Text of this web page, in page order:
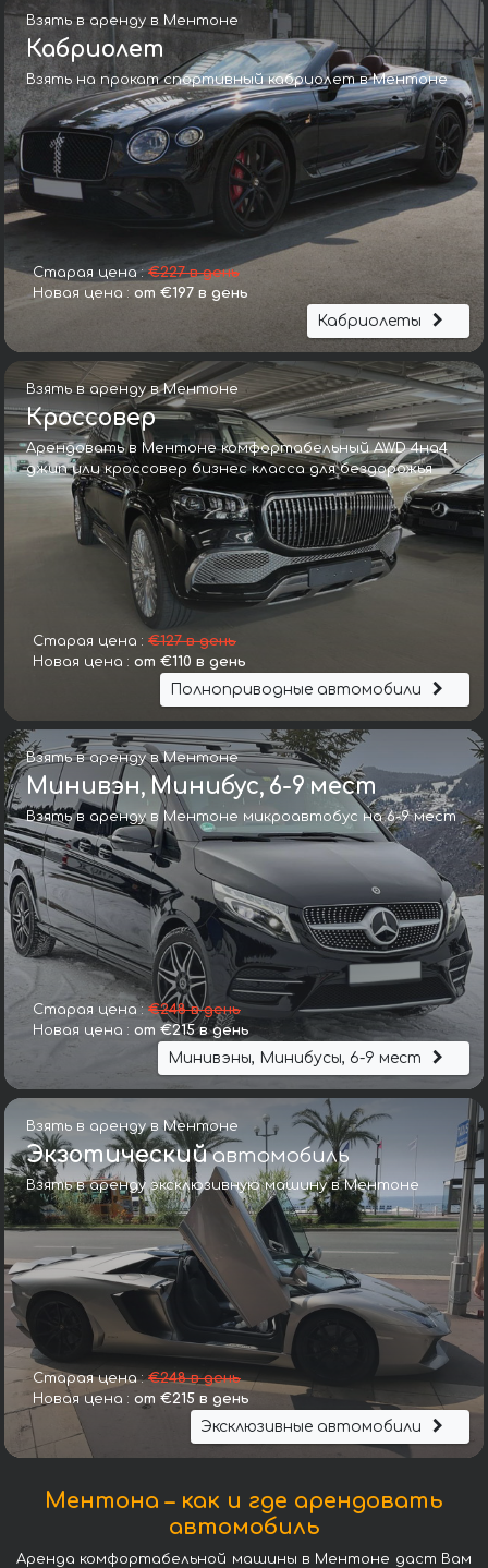
Взять в аренду в Ментоне
Кабриолет
Взять на прокат спортивный кабриолет в Ментоне
Старая цена :€227 в день
Новая цена : от €197 в день
Кабриолеты
Взять в аренду в Ментоне
Кроссовер
Арендовать в Ментоне комфортабельный AWD 4на4
джип или кроссовер бизнес класса для бездорожья
Старая цена : €127 в день
Новая цена : от €110 в день
Полноприводные автомобили
Взять в аренду в Ментоне
Минивэн, Минибус, 6-9 мест
Взять в аренду в Ментоне микроавтобус на 6-9 мест
Старая цена :€248 в день
Новая цена : от €215 в день
Минивэны, Минибусы, 6-9 мест
Взять в аренду в Ментоне
Экзотическийавтомобиль
Взять в аренду эксклюзивную машину в Ментоне
Старая цена :€248 в день
Новая цена : от €215 в день
Эксклюзивные автомобили
Ментона – как и где арендовать
автомобиль
Аренда комфортабельной машины в Ментоне даст Вам